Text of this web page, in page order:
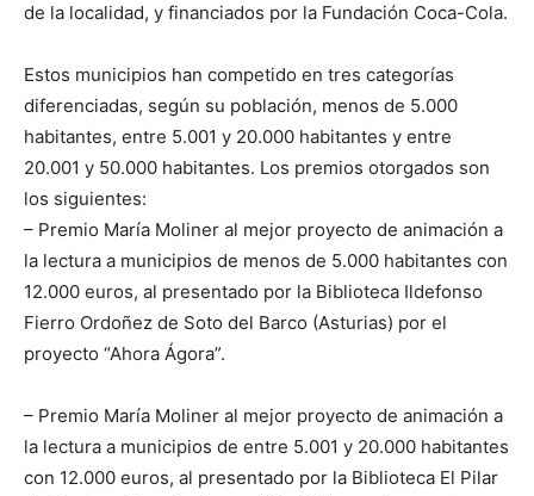
de la localidad, y financiados por la Fundación Coca-Cola.
Estos municipios han competido en tres categorías
diferenciadas, según su población, menos de 5.000
habitantes, entre 5.001 y 20.000 habitantes y entre
20.001 y 50.000 habitantes. Los premios otorgados son
los siguientes:
– Premio María Moliner al mejor proyecto de animación a
la lectura a municipios de menos de 5.000 habitantes con
12.000 euros, al presentado por la Biblioteca Ildefonso
Fierro Ordoñez de Soto del Barco (Asturias) por el
proyecto “Ahora Ágora”.
– Premio María Moliner al mejor proyecto de animación a
la lectura a municipios de entre 5.001 y 20.000 habitantes
con 12.000 euros, al presentado por la Biblioteca El Pilar